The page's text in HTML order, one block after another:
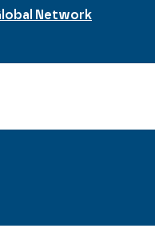
Network